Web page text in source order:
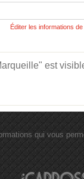
Éditer les informations
est
qui vous